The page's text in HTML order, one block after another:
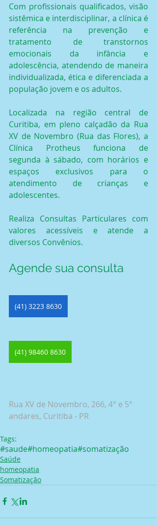
Com profissionais qualificados, visão
sistêmica e interdisciplinar, a clínica é
referência na prevenção e
tratamento de transtornos
emocionais da infância e
adolescência, atendendo de maneira
individualizada, ética e diferenciada a
população jovem e os adultos.
Localizada na região central de
Curitiba, em pleno calçadão da Rua
XV de Novembro (Rua das Flores), a
Clínica Protheus funciona de
segunda à sábado, com horários e
espaços exclusivos para o
atendimento de crianças e
adolescentes.
Realiza Consultas Particulares com
valores acessíveis e atende a
diversos Convênios.
Agende sua consulta
(41) 3223 8630
(41) 98460 8630
Rua XV de Novembro, 266, 4° e 5°
andares, Curitiba - PR
Tags:
#saude#homeopatia#somatização
Saúde
homeopatia
Somatização